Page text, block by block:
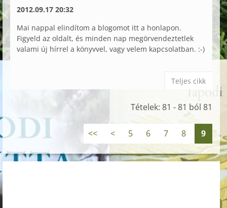
2012.09.17 20:32
Mai nappal elindítom a blogomot itt a honlapon.
Figyeld az oldalt, és minden nap megörvendeztetlek
valami új hírrel a könyvvel, vagy velem kapcsolatban. :-)
Teljes cikk
Tételek: 81 - 81 ból 81
<< < 5 6 7 8 9